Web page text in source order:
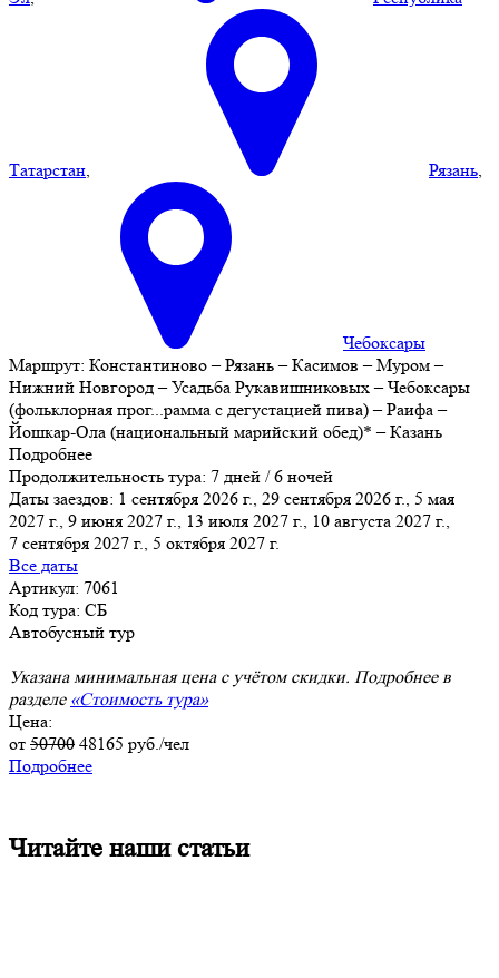
Татарстан, Рязань,
Чебоксары
Маршрут: Константиново – Рязань – Касимов – Муром –
Нижний Новгород – Усадьба Рукавишниковых – Чебоксары
(фольклорная прог...рамма с дегустацией пива) – Раифа –
Йошкар-Ола (национальный марийский обед)* – Казань
Подробнее
Продолжительность тура: 7 дней / 6 ночей
Даты заездов: 1 сентября 2026 г., 29 сентября 2026 г., 5 мая
2027 г., 9 июня 2027 г., 13 июля 2027 г., 10 августа 2027 г.,
7 сентября 2027 г., 5 октября 2027 г.
Все даты
Артикул: 7061
Код тура: СБ
Автобусный тур
Указана минимальная цена с учётом скидки. Подробнее в
разделе «Стоимость тура»
Цена:
от 50700 48165 руб./чел
Подробнее
Читайте наши статьи